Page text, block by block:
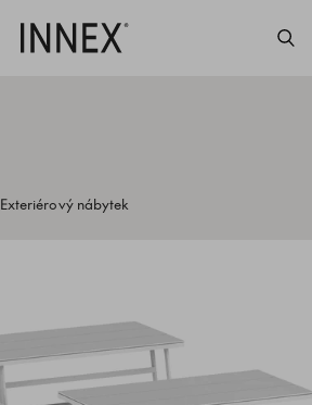
Exteriérový nábytek